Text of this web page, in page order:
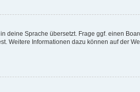
Sprache übersetzt. Frage ggf. einen
Weitere Informationen dazu können auf der